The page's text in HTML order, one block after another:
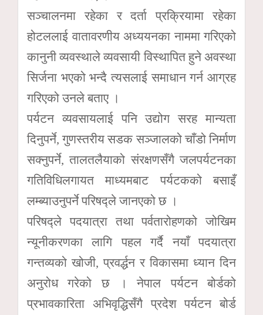
सञ्चालनमा रहेका र दर्ता प्रक्रियामा रहेका
होटललाई वातावरणीय अध्ययनका नाममा गरिएको
कानुनी व्यवस्थाले व्यवसायी विस्थापित हुने अवस्था
सिर्जना भएको भन्दै त्यसलाई समाधान गर्न आग्रह
गरिएको उनले बताए ।
पर्यटन व्यवसायलाई पनि उद्योग सरह मान्यता
दिनुपर्ने, गुणस्तरीय सडक सञ्जालको चाँडो निर्माण
सक्नुपर्ने, तालतलैयाको संरक्षणसँगै जलपर्यटनका
गतिविधिलगायत माध्यमबाट पर्यटकको बसाइँ
लम्ब्याउनुपर्ने परिषद्ले जानएको छ ।
परिषद्ले पदयात्रा तथा पर्वतारोहणको जोखिम
न्यूनीकरणका लागि पहल गर्दै नयाँ पदयात्रा
गन्तव्यको खोजी, प्रवर्द्धन र विकासमा ध्यान दिन
अनुरोध गरेको छ । नेपाल पर्यटन बोर्डको
प्रभावकारिता अभिवृद्धिसँगै प्रदेश पर्यटन बोर्ड